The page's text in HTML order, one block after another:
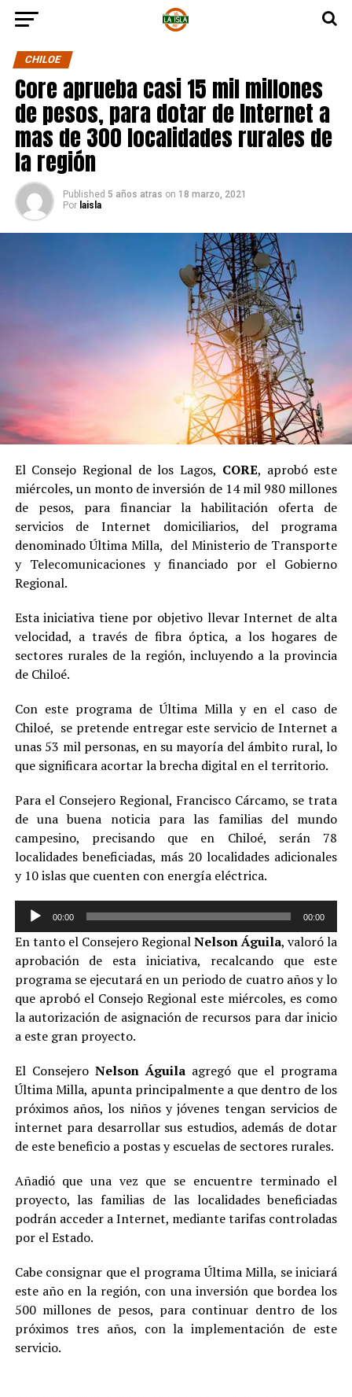
CHILOE
Core aprueba casi 15 mil millones
de pesos, para dotar de Internet a
mas de 300 localidades rurales de
la región
Published 5 años atras on 18 marzo, 2021
Por laisla
El Consejo Regional de los Lagos, CORE, aprobó este
miércoles, un monto de inversión de 14 mil 980 millones
de pesos, para financiar la habilitación oferta de
servicios de Internet domiciliarios, del programa
denominado Última Milla, del Ministerio de Transporte
y Telecomunicaciones y financiado por el Gobierno
Regional.
Esta iniciativa tiene por objetivo llevar Internet de alta
velocidad, a través de fibra óptica, a los hogares de
sectores rurales de la región, incluyendo a la provincia
de Chiloé.
Con este programa de Última Milla y en el caso de
Chiloé, se pretende entregar este servicio de Internet a
unas 53 mil personas, en su mayoría del ámbito rural, lo
que significara acortar la brecha digital en el territorio.
Para el Consejero Regional, Francisco Cárcamo, se trata
de una buena noticia para las familias del mundo
campesino, precisando que en Chiloé, serán 78
localidades beneficiadas, más 20 localidades adicionales
y 10 islas que cuenten con energía eléctrica.
Reproductor
audio
00:00 00:00
En tanto el Consejero RegionalNelson Águila, valoró la
aprobación de esta iniciativa, recalcando que este
programa se ejecutará en un periodo de cuatro años y lo
que aprobó el Consejo Regional este miércoles, es como
la autorización de asignación de recursos para dar inicio
a este gran proyecto.
El Consejero Nelson Águilaagregó que el programa
Última Milla, apunta principalmente a que dentro de los
próximos años, los niños y jóvenes tengan servicios de
internet para desarrollar sus estudios, además de dotar
de este beneficio a postas y escuelas de sectores rurales.
Añadió que una vez que se encuentre terminado el
proyecto, las familias de las localidades beneficiadas
podrán acceder a Internet, mediante tarifas controladas
por el Estado.
Cabe consignar que el programa Última Milla, se iniciará
este año en la región, con una inversión que bordea los
500 millones de pesos, para continuar dentro de los
próximos tres años, con la implementación de este
servicio.